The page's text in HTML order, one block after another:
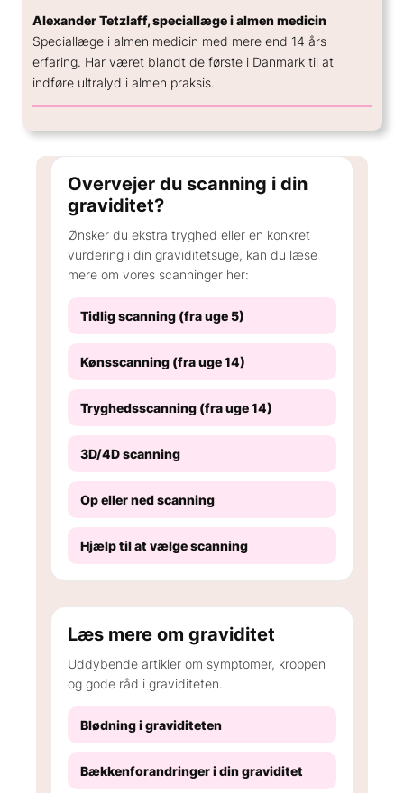
Alexander Tetzlaff, speciallæge i almen medicin
Speciallæge i almen medicin med mere end 14 års
erfaring. Har været blandt de første i Danmark til at
indføre ultralyd i almen praksis.
Overvejer du scanning i din
graviditet?
Ønsker du ekstra tryghed eller en konkret
vurdering i din graviditetsuge, kan du læse
mere om vores scanninger her:
Tidlig scanning (fra uge 5)
Kønsscanning (fra uge 14)
Tryghedsscanning (fra uge 14)
3D/4D scanning
Op eller ned scanning
Hjælp til at vælge scanning
Læs mere om graviditet
Uddybende artikler om symptomer, kroppen
og gode råd i graviditeten.
Blødning i graviditeten
Bækkenforandringer i din graviditet